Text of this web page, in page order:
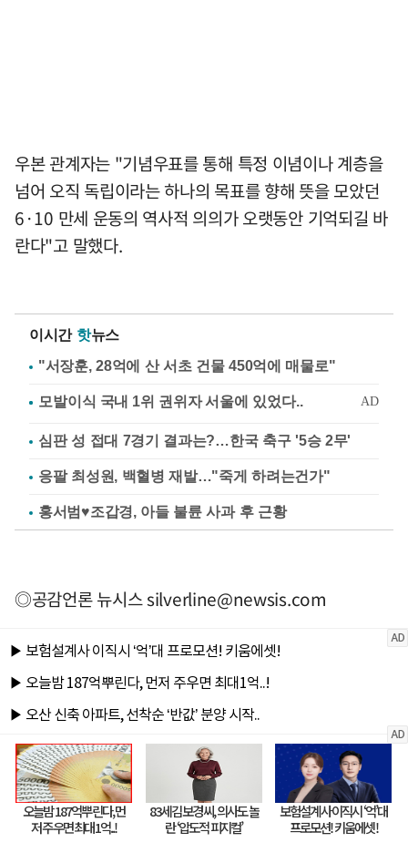
우본 관계자는 "기념우표를 통해 특정 이념이나 계층을
넘어 오직 독립이라는 하나의 목표를 향해 뜻을 모았던
6·10 만세 운동의 역사적 의의가 오랫동안 기억되길 바
란다"고 말했다.
이시간 핫뉴스
"서장훈, 28억에 산 서초 건물 450억에 매물로"
심판 성 접대 7경기 결과는?…한국 축구 '5승 2무'
응팔 최성원, 백혈병 재발…"죽게 하려는건가"
홍서범♥조갑경, 아들 불륜 사과 후 근황
◎공감언론 뉴시스silverline@newsis.com